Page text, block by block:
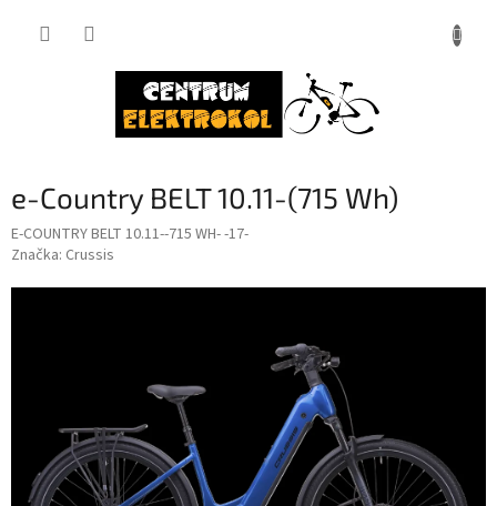
e-Country BELT 10.11-(715 Wh)
E-COUNTRY BELT 10.11--715 WH- -17-
Značka: Crussis